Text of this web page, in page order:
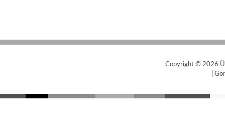
Copyright © 2026